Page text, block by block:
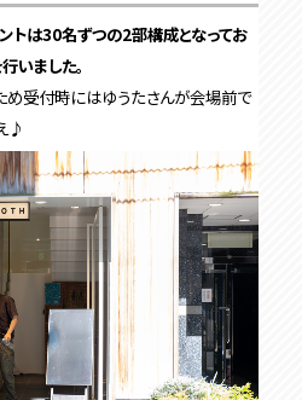
トは30名ずつの2部構成となってお
いました。
め受付時にはゆうたさんが会場前で
♪